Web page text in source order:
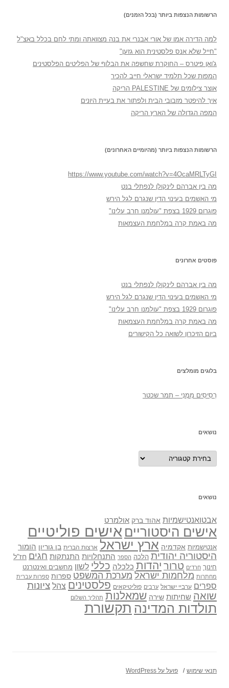
הרשומות הנצפות ביותר (בכל הזמנים)
למה הדירה אמו של אורי אבנרי את בנה מצוואתה ומתי לחם בכלל באצ"ל
"חייל שלא אנס פלסטינית הוא גזען"
ג'ואן פיטרס – החוקרת שחשפה את הבלוף של הפליטים הפלסטינים
המפות שכל תלמיד ישראלי חייב להכיר
אוצר צילומים של PALESTINE הריקה
איך להיפטר מזבובי הבית ולפתור את בעיית היונים
המפה הגדולה של הארץ הריקה
הרשומות הנצפות ביותר (מהיומיים האחרונים)
https://www.youtube.com/watch?v=4OcaMRLTyGI
מה בין אברהם לינקולן לנפתלי בנט
מי האשמים בעינוי הדין שנגרם לגל הירש
פוגרום 1929 בצפת "עולמנו חרב עלינו"
מה באמת קרה במלחמת העצמאות
פוסטים אחרונים
מה בין אברהם לינקולן לנפתלי בנט
מי האשמים בעינוי הדין שנגרם לגל הירש
פוגרום 1929 בצפת "עולמנו חרב עלינו"
מה באמת קרה במלחמת העצמאות
ביום הזיכרון לשואה כל הקישורים
בלוגים מומלצים
רְסִיסִים מִמֶנִי – תמר שכטר
נושאים
נושאים
נושאים
אבטואנטישמיות אהוד ברק אולמרט
אישים היסטוריים אישים פוליטיים
אנטישמיות אקדמיה ארץ ישראל ארצות הברית בן גוריון הומור
היסטוריה יהודית הלכה הספר התנחלויות התנתקות חגים חז"ל
חינוך חרדים טרור יהדות כלכלה כללי לשון מחשבים ואינטרנט
מחתרות מלחמות ישראל מערכת המשפט ספרות ספרות עברית
ספרים ערביי ישראל ערבים פוליטיקאים פלסטינים צהל ציונות
שואה שחיתות שירה שמאלנות תהליך השלום
תולדות המדינה תקשורת
תנאי שימוש פועל על WordPress